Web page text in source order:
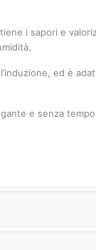
i sapori e
ed è
e senza